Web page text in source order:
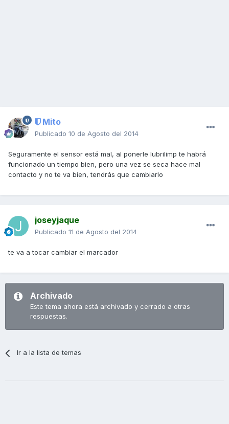
Mito
Publicado 10 de Agosto del 2014
Seguramente el sensor está mal, al ponerle lubrilimp te habrá
funcionado un tiempo bien, pero una vez se seca hace mal
contacto y no te va bien, tendrás que cambiarlo
joseyjaque
Publicado 11 de Agosto del 2014
te va a tocar cambiar el marcador
Archivado
Este tema ahora está archivado y cerrado a otras
respuestas.
Ir a la lista de temas